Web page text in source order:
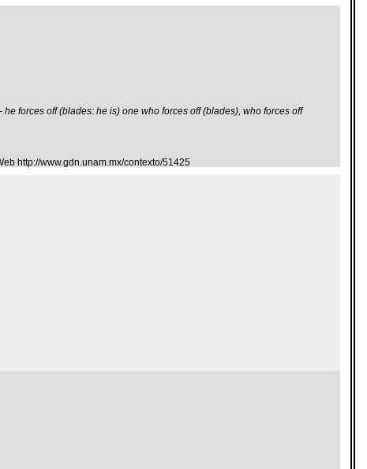
forces off (blades: he is) one who forces off (blades), who forces off
http://www.gdn.unam.mx/contexto/51425